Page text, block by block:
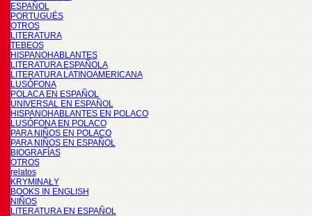
ESPAÑOL
PORTUGUÉS
OTROS
LITERATURA
TEBEOS
HISPANOHABLANTES
LITERATURA ESPAÑOLA
LITERATURA LATINOAMERICANA
LUSÓFONA
POLACA EN ESPAÑOL
UNIVERSAL EN ESPAÑOL
HISPANOHABLANTES EN POLACO
LUSÓFONA EN POLACO
PARA NIÑOS EN POLACO
PARA NIÑOS EN ESPAÑOL
BIOGRAFÍAS
OTROS
relatos
KRYMINAŁY
BOOKS IN ENGLISH
NIÑOS
LITERATURA EN ESPAÑOL